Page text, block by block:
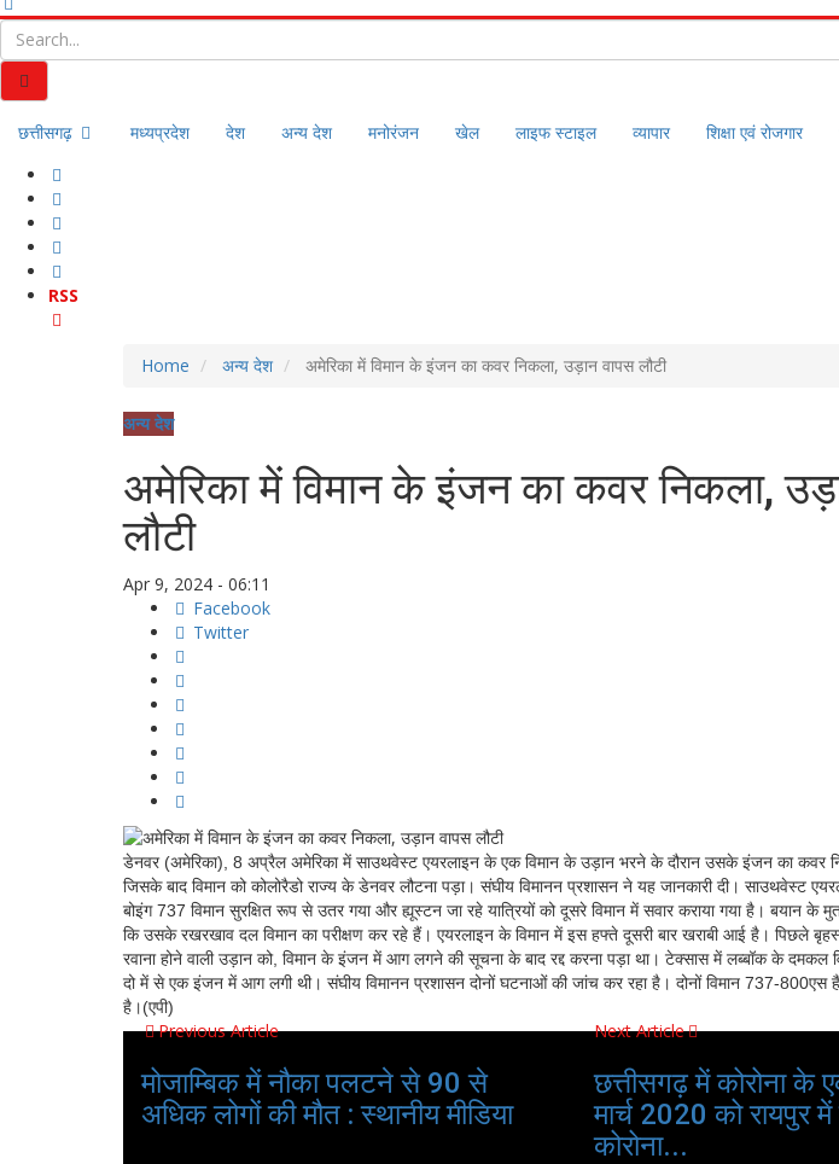
छत्तीसगढ़ मध्यप्रदेश देश अन्य देश मनोरंजन खेल लाइफ स्टाइल व्यापार शिक्षा एवं रोजगार
RSS
Home अन्य देश अमेरिका में विमान के इंजन का कवर निकला, उड़ान वापस लौटी
अन्य देश
अमेरिका में विमान के इंजन का कवर निकला,
लौटी
Apr 9, 2024 - 06:11
Facebook
Twitter
डेनवर (अमेरिका), 8 अप्रैल अमेरिका में साउथवेस्ट एयरलाइन के एक विमान के उड़ान भरने के दौरान उसके इंजन का कवर
जिसके बाद विमान को कोलोरैडो राज्य के डेनवर लौटना पड़ा। संघीय विमानन प्रशासन ने यह जानकारी दी। साउथवेस्ट
बोइंग 737 विमान सुरक्षित रूप से उतर गया और ह्यूस्टन जा रहे यात्रियों को दूसरे विमान में सवार कराया गया है। बयान के
कि उसके रखरखाव दल विमान का परीक्षण कर रहे हैं। एयरलाइन के विमान में इस हफ्ते दूसरी बार खराबी आई है। पिछले
रवाना होने वाली उड़ान को, विमान के इंजन में आग लगने की सूचना के बाद रद्द करना पड़ा था। टेक्सास में लब्बॉक के दमकल
दो में से एक इंजन में आग लगी थी। संघीय विमानन प्रशासन दोनों घटनाओं की जांच कर रहा है। दोनों विमान 737-800एस
है।(एपी)
Previous Article
मोजाम्बिक में नौका पलटने से 90 से
अधिक लोगों की मौत : स्थानीय मीडिया
Next Article
छत्तीसगढ़ में कोरोना के
मार्च 2020 को रायपुर में
कोरोना...